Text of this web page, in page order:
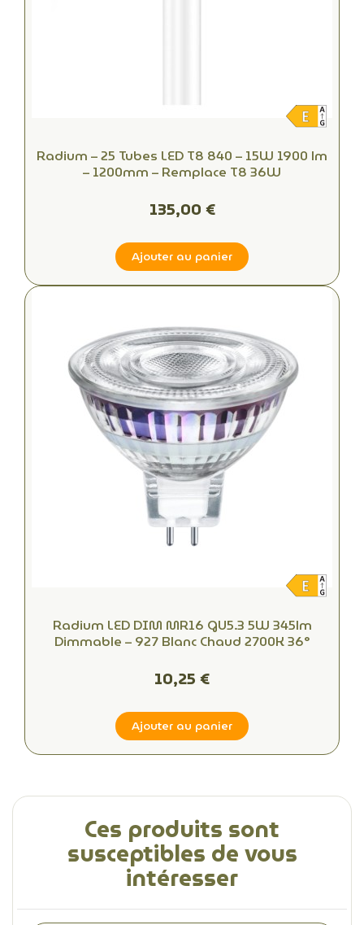
Radium – 25 Tubes LED T8 840 – 15W 1900 lm
– 1200mm – Remplace T8 36W
135,00 €
Ajouter au panier
Radium LED DIM MR16 GU5.3 5W 345lm
Dimmable – 927 Blanc Chaud 2700K 36°
10,25 €
Ajouter au panier
Ces produits sont
susceptibles de vous
intéresser